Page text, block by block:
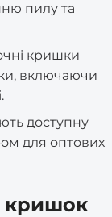
пилу та
кришки
включаючи
доступну
для оптових
кришок